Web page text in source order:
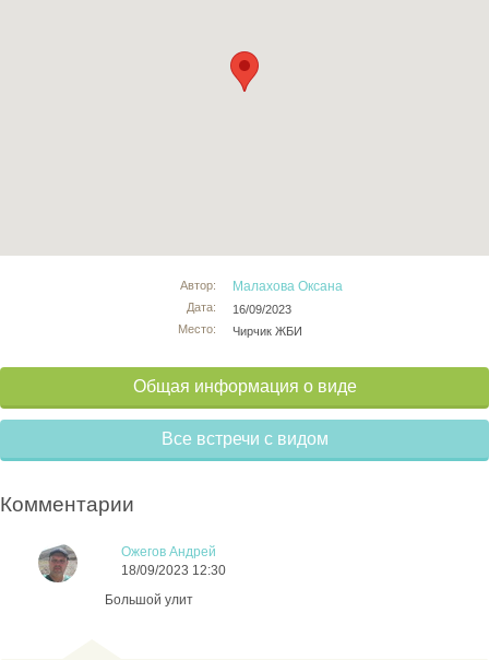
Автор:
Дата:
Место:
Малахова Оксана
16/09/2023
Чирчик ЖБИ
Общая информация о виде
Все встречи с видом
Комментарии
Ожегов Андрей
18/09/2023 12:30
Большой улит